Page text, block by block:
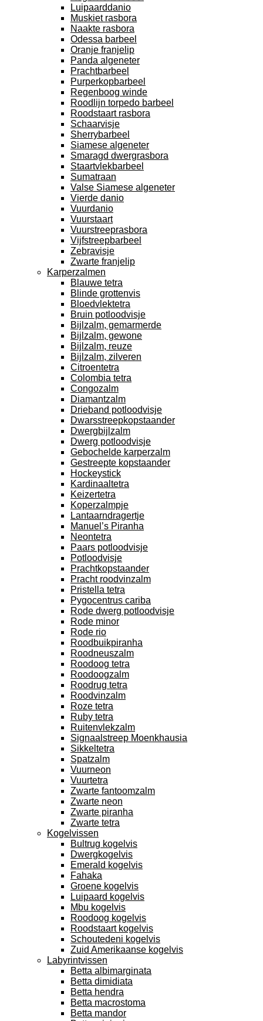
Luipaarddanio
Muskiet rasbora
Naakte rasbora
Odessa barbeel
Oranje franjelip
Panda algeneter
Prachtbarbeel
Purperkopbarbeel
Regenboog winde
Roodlijn torpedo barbeel
Roodstaart rasbora
Schaarvisje
Sherrybarbeel
Siamese algeneter
Smaragd dwergrasbora
Staartvlekbarbeel
Sumatraan
Valse Siamese algeneter
Vierde danio
Vuurdanio
Vuurstaart
Vuurstreeprasbora
Vijfstreepbarbeel
Zebravisje
Zwarte franjelip
Karperzalmen
Blauwe tetra
Blinde grottenvis
Bloedvlektetra
Bruin potloodvisje
Bijlzalm, gemarmerde
Bijlzalm, gewone
Bijlzalm, reuze
Bijlzalm, zilveren
Citroentetra
Colombia tetra
Congozalm
Diamantzalm
Drieband potloodvisje
Dwarsstreepkopstaander
Dwergbijlzalm
Dwerg potloodvisje
Gebochelde karperzalm
Gestreepte kopstaander
Hockeystick
Kardinaaltetra
Keizertetra
Koperzalmpje
Lantaarndragertje
Manuel’s Piranha
Neontetra
Paars potloodvisje
Potloodvisje
Prachtkopstaander
Pracht roodvinzalm
Pristella tetra
Pygocentrus cariba
Rode dwerg potloodvisje
Rode minor
Rode rio
Roodbuikpiranha
Roodneuszalm
Roodoog tetra
Roodoogzalm
Roodrug tetra
Roodvinzalm
Roze tetra
Ruby tetra
Ruitenvlekzalm
Signaalstreep Moenkhausia
Sikkeltetra
Spatzalm
Vuurneon
Vuurtetra
Zwarte fantoomzalm
Zwarte neon
Zwarte piranha
Zwarte tetra
Kogelvissen
Bultrug kogelvis
Dwergkogelvis
Emerald kogelvis
Fahaka
Groene kogelvis
Luipaard kogelvis
Mbu kogelvis
Roodoog kogelvis
Roodstaart kogelvis
Schoutedeni kogelvis
Zuid Amerikaanse kogelvis
Labyrintvissen
Betta albimarginata
Betta dimidiata
Betta hendra
Betta macrostoma
Betta mandor